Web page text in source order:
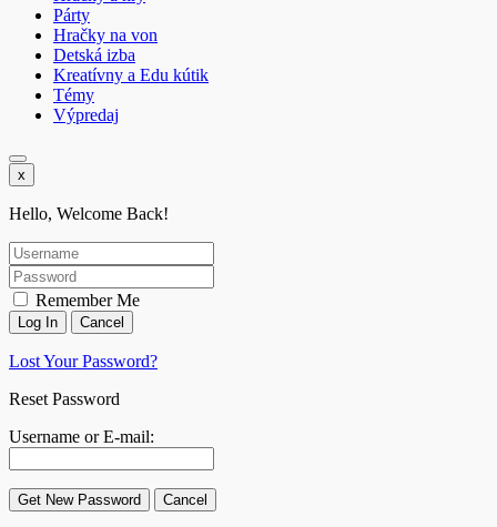
Párty
Hračky na von
Detská izba
Kreatívny a Edu kútik
Témy
Výpredaj
x
Hello, Welcome Back!
Remember Me
Lost Your Password?
Reset Password
Username or E-mail: